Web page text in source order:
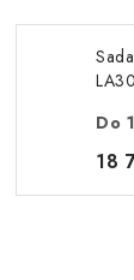
Do
18